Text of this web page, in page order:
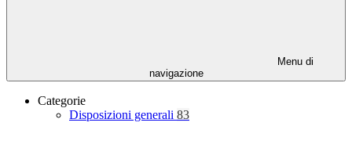
Menu di
navigazione
Categorie
Disposizioni generali 83